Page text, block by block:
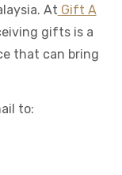
At Gift A
gifts is a
that can bring
to: